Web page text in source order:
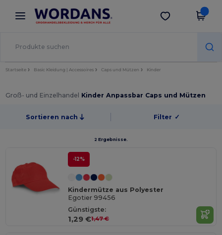
× Wordans App
Bessere Preise in der App!
App holen
Startseite Basic Kleidung | Accessoires Caps und Mützen Kinder
Groß- und Einzelhandel Kinder Anpassbar Caps und Mützen
Sortieren nach Filter ✓
2 Ergebnisse.
-12%
Kindermütze aus Polyester
Egotier 99456
Günstigste:
1,29 €1,47 €